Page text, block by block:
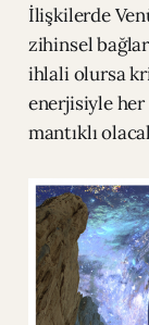
İlişkilerde
zihinsel
ihlali olursa
enerjisiyle
mantıklı